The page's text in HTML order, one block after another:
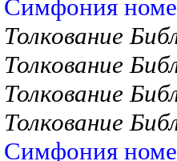
Симфония
Толкование
Толкование
Толкование
Толкование
Симфония